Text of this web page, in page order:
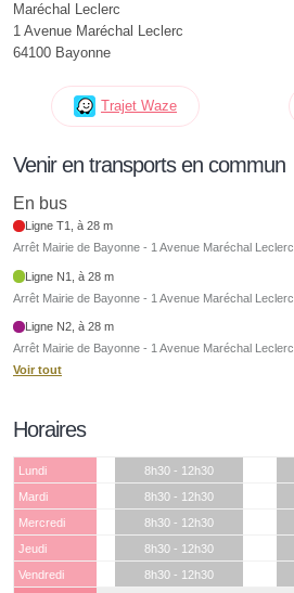
Maréchal Leclerc
1 Avenue Maréchal Leclerc
64100 Bayonne
Trajet Waze
Venir en transports en commun
En bus
Ligne T1, à 28 m
Arrêt Mairie de Bayonne - 1 Avenue Maréchal Leclerc
Ligne N1, à 28 m
Arrêt Mairie de Bayonne - 1 Avenue Maréchal Leclerc
Ligne N2, à 28 m
Arrêt Mairie de Bayonne - 1 Avenue Maréchal Leclerc
Voir tout
Horaires
Lundi 8h30 - 12h30
Mardi
8h30 - 12h30
Mercredi
8h30 - 12h30
Jeudi
8h30 - 12h30
Vendredi
8h30 - 12h30